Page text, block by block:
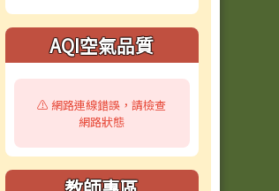
AQI空氣品質
⚠️ 網路連線錯誤，請檢查
網路狀態